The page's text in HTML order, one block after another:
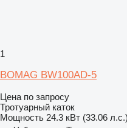
1
BOMAG BW100AD-5
Цена по запросу
Тротуарный каток
Мощность 24.3 кВт (33.06 л.с.)